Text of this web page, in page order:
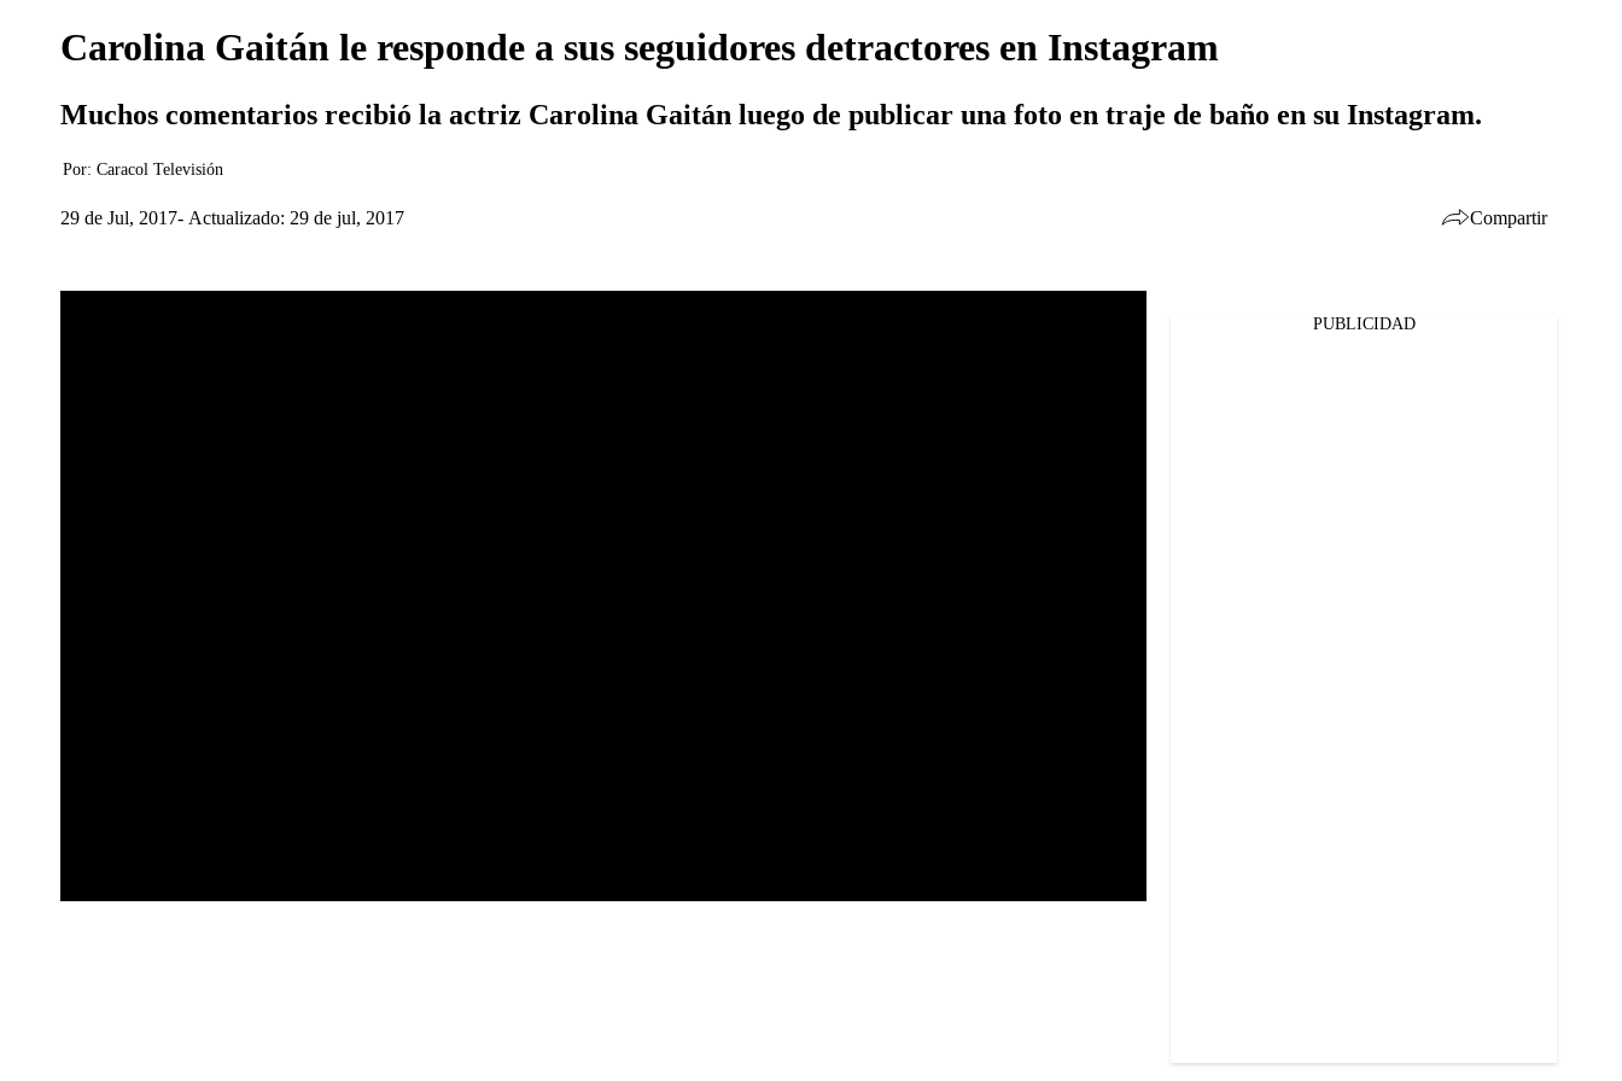
Carolina Gaitán le responde a sus seguidores detractores en Instagram
Muchos comentarios recibió la actriz Carolina Gaitán luego de publicar una foto en traje de baño en su Instagram.
Por: Caracol Televisión
29 de Jul, 2017 Actualizado: 29 de jul, 2017 Compartir
PUBLICIDAD